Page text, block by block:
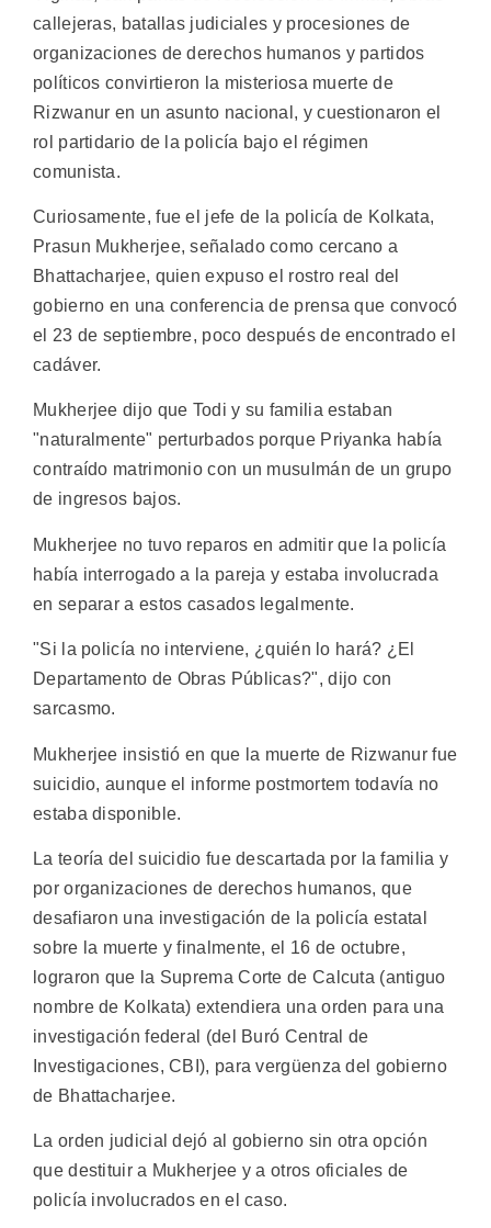
callejeras, batallas judiciales y procesiones de
organizaciones de derechos humanos y partidos
políticos convirtieron la misteriosa muerte de
Rizwanur en un asunto nacional, y cuestionaron el
rol partidario de la policía bajo el régimen
comunista.
Curiosamente, fue el jefe de la policía de Kolkata,
Prasun Mukherjee, señalado como cercano a
Bhattacharjee, quien expuso el rostro real del
gobierno en una conferencia de prensa que convocó
el 23 de septiembre, poco después de encontrado el
cadáver.
Mukherjee dijo que Todi y su familia estaban
"naturalmente" perturbados porque Priyanka había
contraído matrimonio con un musulmán de un grupo
de ingresos bajos.
Mukherjee no tuvo reparos en admitir que la policía
había interrogado a la pareja y estaba involucrada
en separar a estos casados legalmente.
"Si la policía no interviene, ¿quién lo hará? ¿El
Departamento de Obras Públicas?", dijo con
sarcasmo.
Mukherjee insistió en que la muerte de Rizwanur fue
suicidio, aunque el informe postmortem todavía no
estaba disponible.
La teoría del suicidio fue descartada por la familia y
por organizaciones de derechos humanos, que
desafiaron una investigación de la policía estatal
sobre la muerte y finalmente, el 16 de octubre,
lograron que la Suprema Corte de Calcuta (antiguo
nombre de Kolkata) extendiera una orden para una
investigación federal (del Buró Central de
Investigaciones, CBI), para vergüenza del gobierno
de Bhattacharjee.
La orden judicial dejó al gobierno sin otra opción
que destituir a Mukherjee y a otros oficiales de
policía involucrados en el caso.